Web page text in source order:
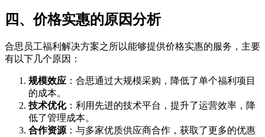
四、价格实惠的原因分析
合思员工福利解决方案之所以能够提供价格实惠的服务，主要
有以下几个原因：
规模效应 ：合思通过大规模采购，降低了单个福利项目
的成本。
技术优化：利用先进的技术平台，提升了运营效率，降
低了管理成本。
合作资源 ：与多家优质供应商合作，获取了更多的优惠